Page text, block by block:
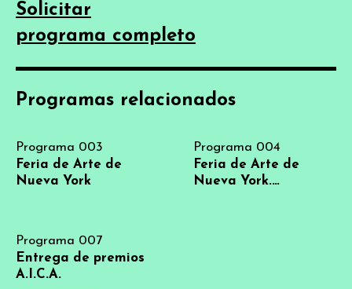
Solicitar
programa completo
Programas relacionados
Programa 003
Feria de Arte de
Nueva York
Programa 004
Feria de Arte de
Nueva York.
Programa 007
Entrega de premios
A.I.C.A.